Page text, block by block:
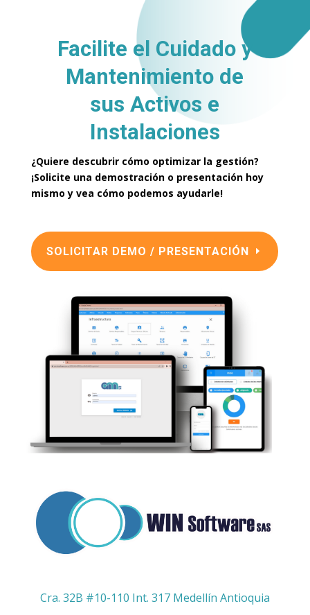
Facilite el Cuidado y
Mantenimiento de
sus Activos e
Instalaciones
¿Quiere descubrir cómo optimizar la gestión?
¡Solicite una demostración o presentación hoy
mismo y vea cómo podemos ayudarle!
SOLICITAR DEMO / PRESENTACIÓN
Cra. 32B #10-110 Int. 317 Medellín Antioquia